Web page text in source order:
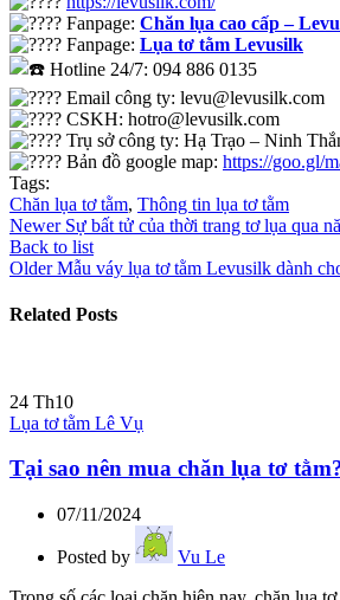
Fanpage: Chăn lụa cao cấp –
Fanpage: Lụa tơ tằm Levusilk
Hotline 24/7: 094 886 0135
Email công ty: levu@levusilk.com
CSKH: hotro@levusilk.com
Trụ sở công ty: Hạ Trạo – Ninh
Bản đồ google map: https://goo.gl/
Tags:
Chăn lụa tơ tằm, Thông tin lụa tơ tằm
Newer Sự bất tử của thời trang tơ lụa qua
Back to list
Older Mẫu váy lụa tơ tằm Levusilk dành
Related Posts
24 Th10
Lụa tơ tằm Lê Vụ
Tại sao nên mua chăn lụa tơ
07/11/2024
Posted by
Vu Le